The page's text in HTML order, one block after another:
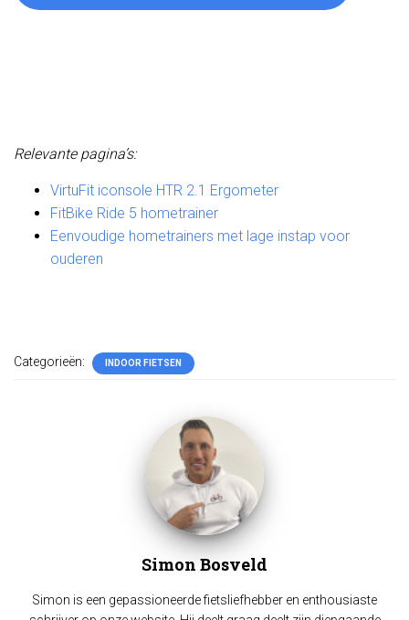
Relevante pagina’s:
VirtuFit iconsole HTR 2.1 Ergometer
FitBike Ride 5 hometrainer
Eenvoudige hometrainers met lage instap voor
ouderen
Categorieën: INDOOR FIETSEN
Simon Bosveld
Simon is een gepassioneerde fietsliefhebber en enthousiaste